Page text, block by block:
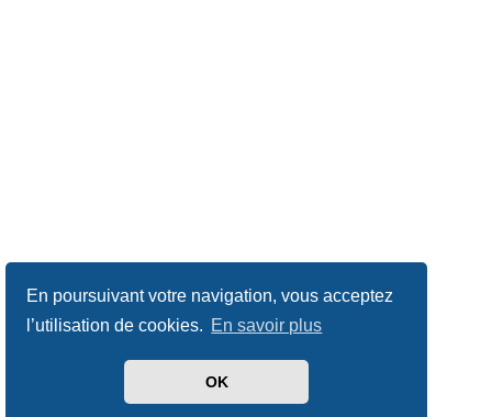
En poursuivant votre navigation, vous acceptez
l’utilisation de cookies. En savoir plus
OK